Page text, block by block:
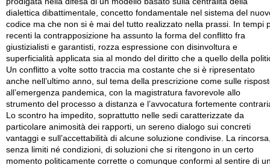
dialettica dibattimentale, concetto fondamentale nel sistema del
codice ma che non si è mai del tutto realizzato nella prassi. In tempi
recenti la contrapposizione ha assunto la forma del conflitto fra
giustizialisti e garantisti, rozza espressione con disinvoltura e
superficialità applicata sia al mondo del diritto che a quello della
Un conflitto a volte sotto traccia ma costante che si è ripresentato
anche nell’ultimo anno, sul tema della prescrizione come sulle
all’emergenza pandemica, con la magistratura favorevole allo
strumento del processo a distanza e l’avvocatura fortemente
Lo scontro ha impedito, soprattutto nelle sedi caratterizzate da
particolare animosità dei rapporti, un sereno dialogo sui concreti
vantaggi e sull’accettabilità di alcune soluzione condivise. La
senza limiti né condizioni, di soluzioni che si ritengono in un certo
momento politicamente corrette o comunque conformi al sentire di